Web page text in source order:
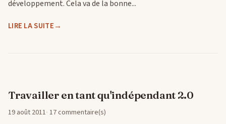
développement. Cela va de la bonne...
LIRE LA SUITE
Travailler en tant qu'indépendant 2.0
19 août 2011 17 commentaire(s)